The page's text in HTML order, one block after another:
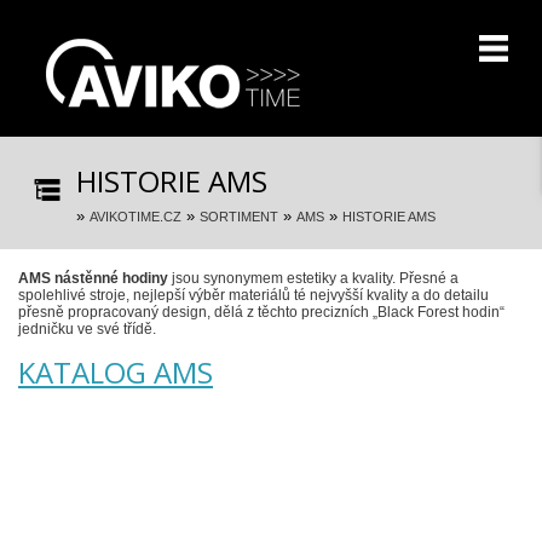
HISTORIE AMS
» AVIKOTIME.CZ » SORTIMENT » AMS » HISTORIE AMS
AMS nástěnné hodiny jsou synonymem estetiky a kvality. Přesné a
spolehlivé stroje, nejlepší výběr materiálů té nejvyšší kvality a do detailu
přesně propracovaný design, dělá z těchto precizních „Black Forest hodin“
jedničku ve své třídě.
KATALOG AMS